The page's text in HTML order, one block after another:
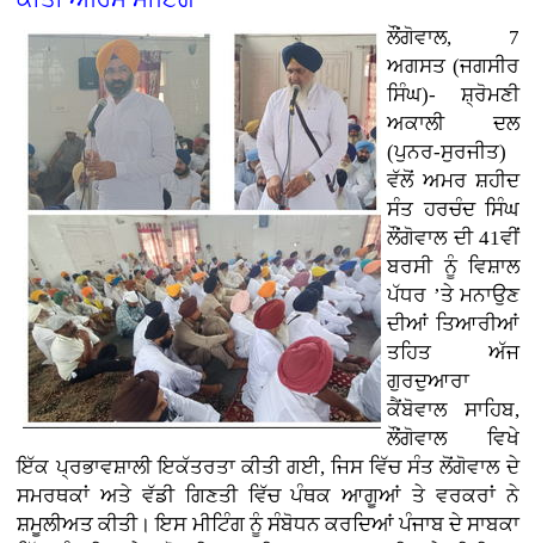
ਲੌਂਗੋਵਾਲ, 7
ਅਗਸਤ (ਜਗਸੀਰ
ਸਿੰਘ)- ਸ਼੍ਰੋਮਣੀ
ਅਕਾਲੀ ਦਲ
(ਪੁਨਰ-ਸੁਰਜੀਤ)
ਵੱਲੋਂ ਅਮਰ ਸ਼ਹੀਦ
ਸੰਤ ਹਰਚੰਦ ਸਿੰਘ
ਲੌਂਗੋਵਾਲ ਦੀ 41ਵੀਂ
ਬਰਸੀ ਨੂੰ ਵਿਸ਼ਾਲ
ਪੱਧਰ ’ਤੇ ਮਨਾਉਣ
ਦੀਆਂ ਤਿਆਰੀਆਂ
ਤਹਿਤ ਅੱਜ
ਗੁਰਦੁਆਰਾ
ਕੈਂਬੋਵਾਲ ਸਾਹਿਬ,
ਲੌਂਗੋਵਾਲ ਵਿਖੇ
ਇੱਕ ਪ੍ਰਭਾਵਸ਼ਾਲੀ ਇਕੱਤਰਤਾ ਕੀਤੀ ਗਈ, ਜਿਸ ਵਿੱਚ ਸੰਤ ਲੋਂਗੋਵਾਲ ਦੇ
ਸਮਰਥਕਾਂ ਅਤੇ ਵੱਡੀ ਗਿਣਤੀ ਵਿੱਚ ਪੰਥਕ ਆਗੂਆਂ ਤੇ ਵਰਕਰਾਂ ਨੇ
ਸ਼ਮੂਲੀਅਤ ਕੀਤੀ। ਇਸ ਮੀਟਿੰਗ ਨੂੰ ਸੰਬੋਧਨ ਕਰਦਿਆਂ ਪੰਜਾਬ ਦੇ ਸਾਬਕਾ